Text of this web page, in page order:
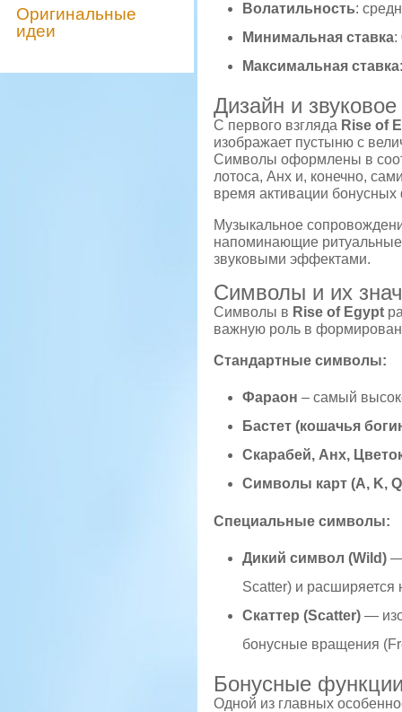
Оригинальные
идеи
Волатильность:
Минимальная ставка:
Максимальная ставка
Дизайн и
С первого взгляда Rise of
изображает пустыню с
Символы оформлены в
лотоса, Анх и, конечно,
время активации
Музыкальное
напоминающие
звуковыми эффектами.
Символы и их
Символы в Rise of Egypt
важную роль в
Стандартные символы:
Фараон – самый
Бастет (кошачья
Скарабей, Анх,
Символы карт (A, K,
Специальные символы:
Дикий символ (Wild) —
Scatter) и расширяется
Скаттер (Scatter) —
бонусные вращения
Бонусные
Одной из главных